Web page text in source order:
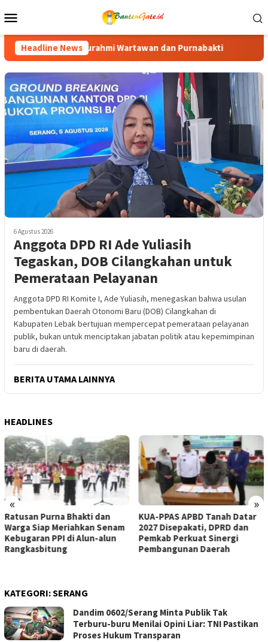
ke
Mobile
Headline News
Purnabakti Ratusan Purna Bhakti dan Warga Siap
6 Agustus 2026
Anggota DPD RI Ade Yuliasih
Tegaskan, DOB Cilangkahan untuk
Pemerataan Pelayanan
Anggota DPD RI Komite I, Ade Yuliasih, menegaskan bahwa usulan
pembentukan Daerah Otonomi Baru (DOB) Cilangkahan di
Kabupaten Lebak bertujuan mempercepat pemerataan pelayanan
publik, bukan untuk menciptakan jabatan politik atau kepemimpinan
baru di daerah.
BERITA UTAMA LAINNYA
HEADLINES
« »
KUA-PPAS APBD Tanah Datar
2027 Disepakati, DPRD dan
Pemkab Perkuat Sinergi
Pembangunan Daerah
Anggota DPD RI Ade Yuliasih
Tegaskan, DOB Cilangkahan
untuk Pemerataan Pelayanan
KATEGORI:SERANG
Dandim 0602/Serang Minta Publik Tak
Terburu-buru Menilai Opini Liar: TNI Pastikan
Proses Hukum Transparan